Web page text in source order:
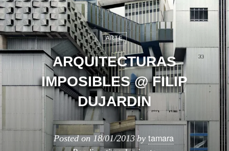
ARTE
ARQUITECTURAS
IMPOSIBLES @ FILIP
DUJARDIN
Posted on18/01/2013 by tamara